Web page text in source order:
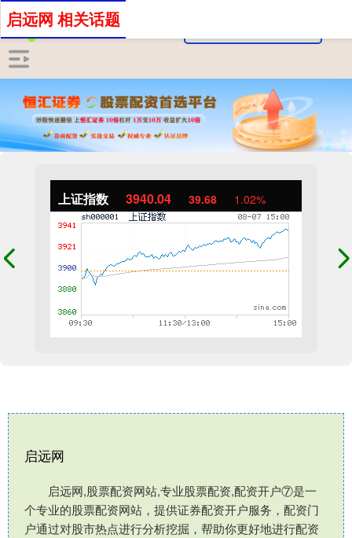
上证指数 3940.04 39.68 1.02%
启远网
启远网,股票配资网站,专业股票配资,配资开户⑦是一
个专业的股票配资网站，提供证券配资开户服务，配资门
户通过对股市热点进行分析挖掘，帮助你更好地进行配资
启远网 相关话题